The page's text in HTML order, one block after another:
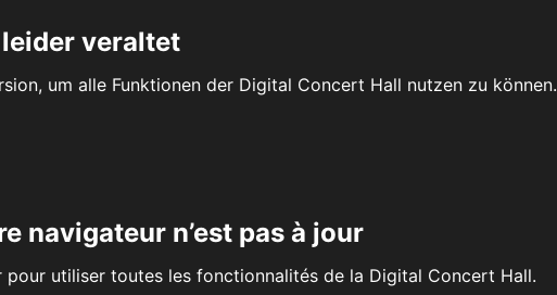
veraltet
um alle Funktionen der Digital Concert Hall nutzen zu können.
navigateur n’est pas à jour
utiliser toutes les fonctionnalités de la Digital Concert Hall.